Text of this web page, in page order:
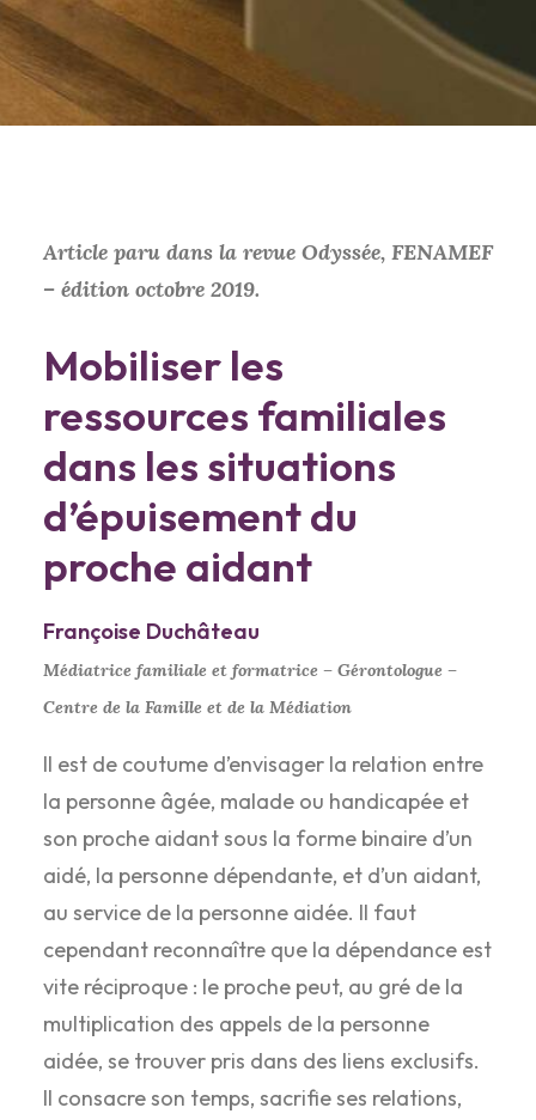
Article paru dans la revue Odyssée, FENAMEF
– édition octobre 2019.
Mobiliser les
ressources familiales
dans les situations
d’épuisement du
proche aidant
Françoise Duchâteau
Médiatrice familiale et formatrice – Gérontologue –
Centre de la Famille et de la Médiation
Il est de coutume d’envisager la relation entre
la personne âgée, malade ou handicapée et
son proche aidant sous la forme binaire d’un
aidé, la personne dépendante, et d’un aidant,
au service de la personne aidée. Il faut
cependant reconnaître que la dépendance est
vite réciproque : le proche peut, au gré de la
multiplication des appels de la personne
aidée, se trouver pris dans des liens exclusifs.
Il consacre son temps, sacrifie ses relations,